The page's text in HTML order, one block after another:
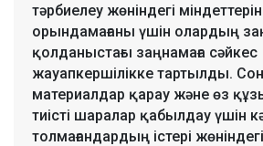
тәрбиелеу жөніндегі
орындамағаны үшін олардың
қолданыстағы заңнамаға сәйкес
жауапкершілікке тартылды.
материалдар қарау және өз
тиісті шаралар қабылдау үшін
толмағандардың істері